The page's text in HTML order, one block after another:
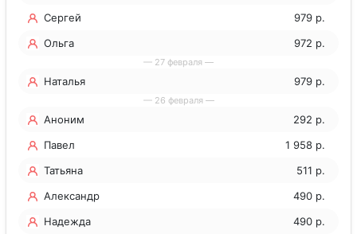
Сергей
979 р.
Ольга
972 р.
— 27 февраля —
Наталья 979 р.
— 26 февраля —
Аноним
292 р.
Павел
1 958 р.
Татьяна
511 р.
Александр
490 р.
Надежда
490 р.